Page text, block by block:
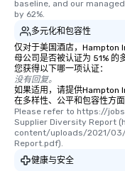
baseline, and our
by 62%.
多元化和包容性
仅对于美国酒店，
母公司是否被认证为 51% 的
您获得以下哪一项认证：
没有回复。
如果适用，请提供Hampton
在多样性、公平和包容性方
Please refer to https://
Supplier Diversity Report
content/uploads/2021/
Report.pdf).
健康与安全